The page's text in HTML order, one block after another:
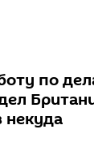
по
некуда